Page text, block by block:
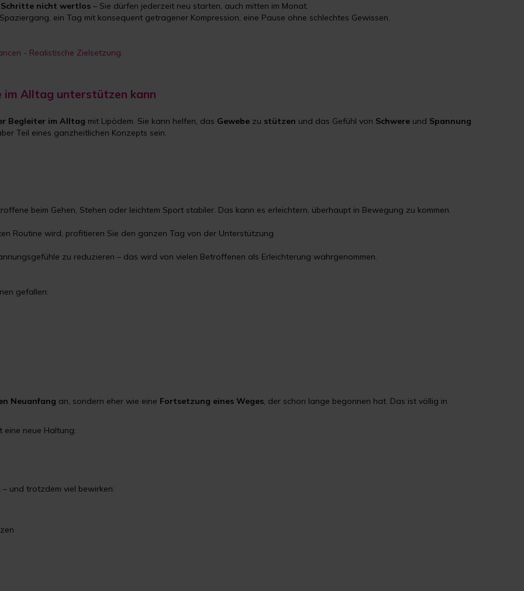
Schritte nicht wertlos – Sie dürfen jederzeit neu starten, auch mitten im Monat.
ein Tag mit konsequent getragener Kompression, eine Pause ohne schlechtes Gewissen.
- Realistische Zielsetzung.
im Alltag unterstützen kann
Begleiter im Alltag mit Lipödem. Sie kann helfen, das Gewebe zu stützen und das Gefühl von Schwere und Spannung
Teil eines ganzheitlichen Konzepts sein.
beim Gehen, Stehen oder leichtem Sport stabiler. Das kann es erleichtern, überhaupt in Bewegung zu kommen.
Routine wird, profitieren Sie den ganzen Tag von der Unterstützung
zu reduzieren – das wird von vielen Betroffenen als Erleichterung wahrgenommen.
gefallen:
Neuanfang an, sondern eher wie eine Fortsetzung eines Weges, der schon lange begonnen hat. Das ist völlig in
eine neue Haltung:
– und trotzdem viel bewirken: